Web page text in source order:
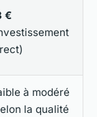
€
à modéré
la qualité